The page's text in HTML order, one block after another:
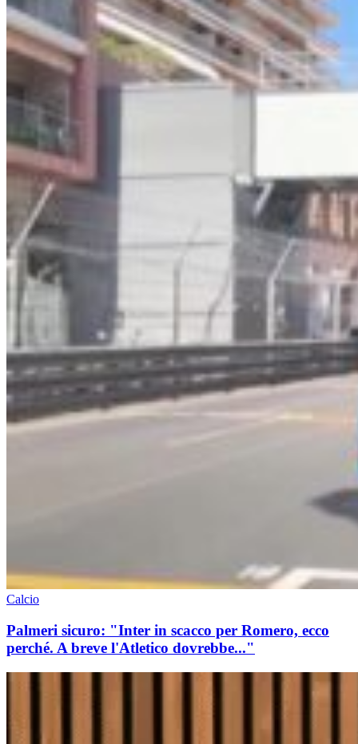
Calcio
Palmeri sicuro: "Inter in scacco per Romero, ecco
perché. A breve l'Atletico dovrebbe..."